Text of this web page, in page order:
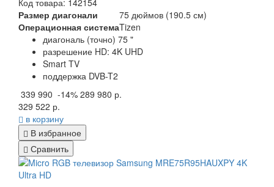
Размер диагонали
75 дюймов (190.5 см)
Операционная системаTizen
диагональ (точно) 75 "
разрешение HD: 4K UHD
Smart TV
поддержка DVB-T2
339 990 -14% 289 980 р.
329 522 р.
в корзину
В избранное
Сравнить